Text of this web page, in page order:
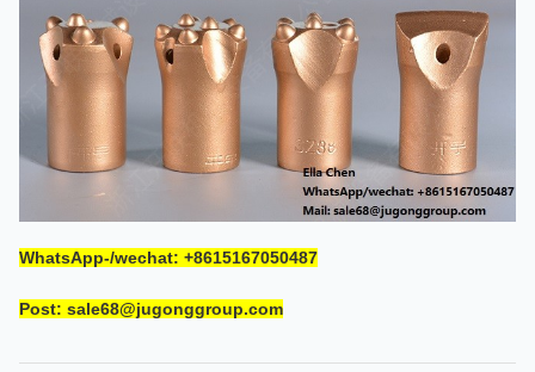
WhatsApp-/wechat: +8615167050487
Post: sale68@jugonggroup.com